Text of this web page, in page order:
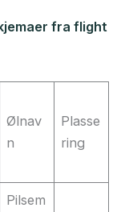
fra flight
Ølnav
n
Plasse
ring
Pilsem